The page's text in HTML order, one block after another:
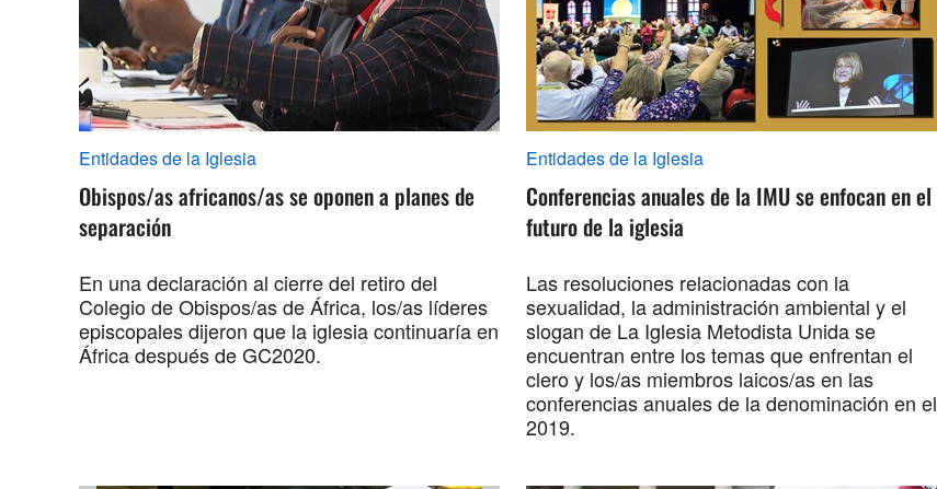
Entidades de la Iglesia
Obispos/as africanos/as se oponen a planes de
separación
En una declaración al cierre del retiro del
Colegio de Obispos/as de África, los/as líderes
episcopales dijeron que la iglesia continuaría en
África después de GC2020.
Entidades de la Iglesia
Conferencias anuales de la IMU se enfocan en el
futuro de la iglesia
Las resoluciones relacionadas con la
sexualidad, la administración ambiental y el
slogan de La Iglesia Metodista Unida se
encuentran entre los temas que enfrentan el
clero y los/as miembros laicos/as en las
conferencias anuales de la denominación en el
2019.